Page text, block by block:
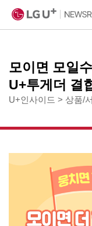
모이면 모일
U+투게더 결
U+인사이드 > 상품/